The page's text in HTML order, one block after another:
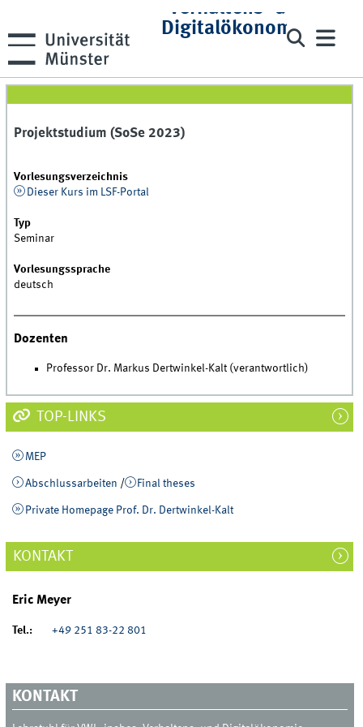
Verhaltens- und
Digitalökonomie
Projektstudium (SoSe 2023)
Vorlesungsverzeichnis
Dieser Kurs im LSF-Portal
Typ
Seminar
Vorlesungssprache
deutsch
Dozenten
Professor Dr. Markus Dertwinkel-Kalt (verantwortlich)
TOP-LINKS
MEP
Abschlussarbeiten / Final theses
Private Homepage Prof. Dr. Dertwinkel-Kalt
KONTAKT
Eric Meyer
Tel.: +49 251 83-22 801
KONTAKT